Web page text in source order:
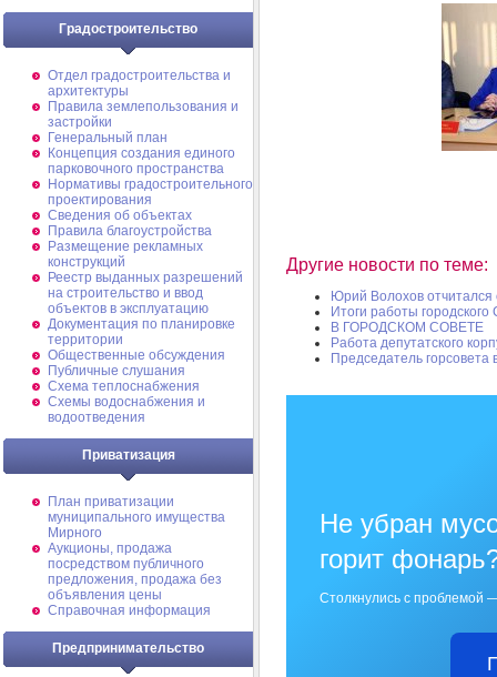
Градостроительство
Отдел градостроительства и
архитектуры
Правила землепользования и
застройки
Генеральный план
Концепция создания единого
парковочного пространства
Нормативы градостроительного
проектирования
Сведения об объектах
Правила благоустройства
Размещение рекламных
конструкций
Реестр выданных разрешений
на строительство и ввод
объектов в эксплуатацию
Документация по планировке
территории
Общественные обсуждения
Публичные слушания
Схема теплоснабжения
Схемы водоснабжения и
водоотведения
Приватизация
План приватизации
муниципального имущества
Мирного
Аукционы, продажа
посредством публичного
предложения, продажа без
объявления цены
Справочная информация
Предпринимательство
Другие новости по теме:
Юрий Волохов отчитался
Итоги работы городского
В ГОРОДСКОМ СОВЕТЕ
Работа депутатского
Председатель горсовета
Не убран
горит
Столкнулись с проблемой